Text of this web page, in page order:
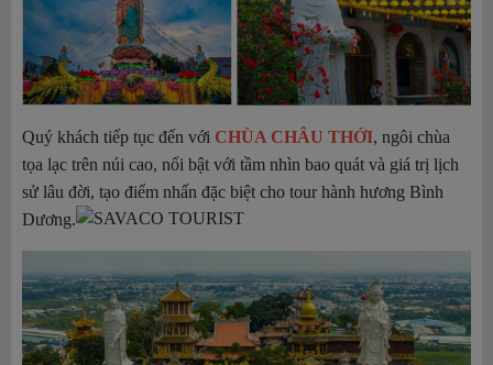
Quý khách tiếp tục đến với CHÙA CHÂU THỚI, ngôi chùa
tọa lạc trên núi cao, nổi bật với tầm nhìn bao quát và giá trị lịch
sử lâu đời, tạo điểm nhấn đặc biệt cho tour hành hương Bình
Dương.